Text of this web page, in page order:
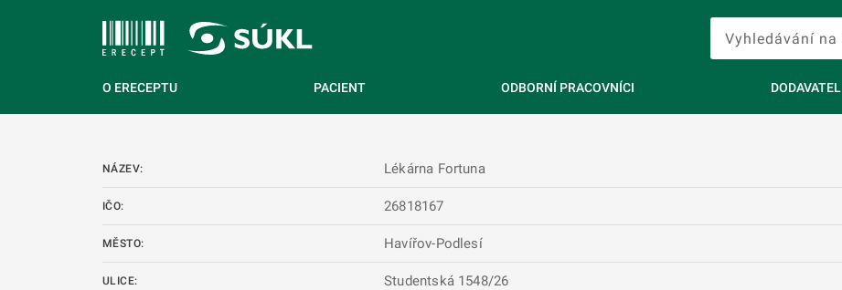
O ERECEPTU PACIENT ODBORNÍ PRACOVNÍCI DODAVATEL
NÁZEV: Lékárna Fortuna
IČO: 26818167
MĚSTO: Havířov-Podlesí
ULICE: Studentská 1548/26